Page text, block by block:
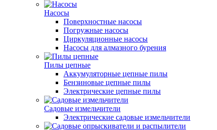
Насосы
Поверхностные насосы
Погружные насосы
Циркуляционные насосы
Насосы для алмазного бурения
Пилы цепные
Аккумуляторные цепные пилы
Бензиновые цепные пилы
Электрические цепные пилы
Садовые измельчители
Электрические садовые измельчители